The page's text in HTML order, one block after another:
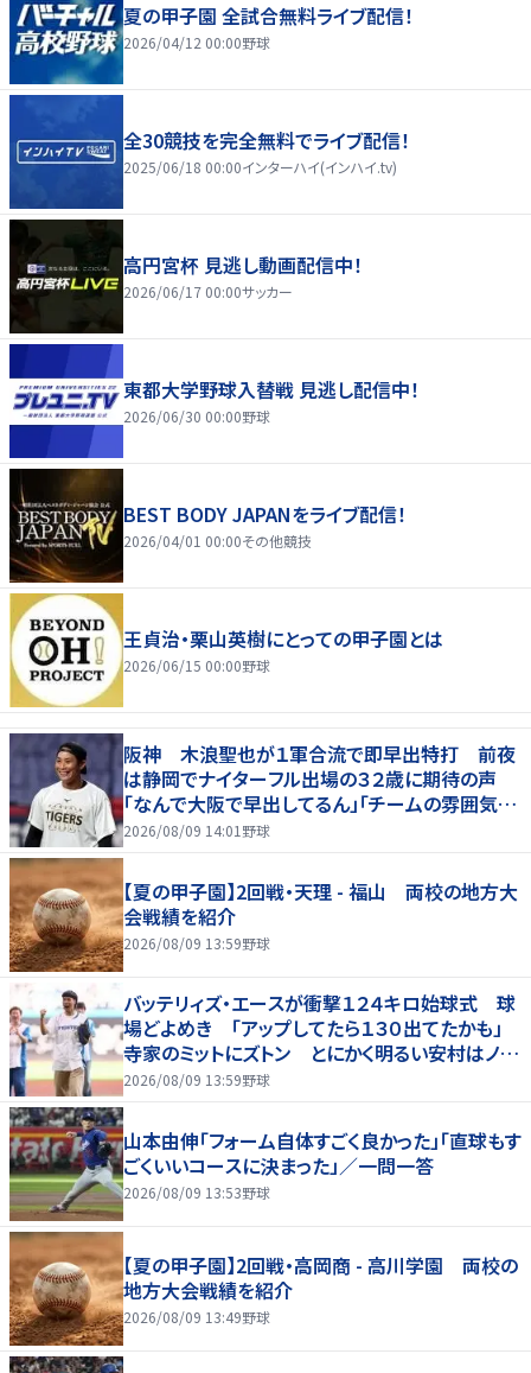
夏の甲子園 全試合無料ライブ配信！
2026/04/12 00:00野球
全30競技を完全無料でライブ配信！
2025/06/18 00:00インターハイ(インハイ.tv)
高円宮杯 見逃し動画配信中！
2026/06/17 00:00サッカー
東都大学野球入替戦 見逃し配信中！
2026/06/30 00:00野球
BEST BODY JAPANをライブ配信！
2026/04/01 00:00その他競技
王貞治・栗山英樹にとっての甲子園とは
2026/06/15 00:00野球
阪神 木浪聖也が１軍合流で即早出特打 前夜
は静岡でナイターフル出場の３２歳に期待の声
「なんで大阪で早出してるん」「チームの雰囲気が
変わる気が」
2026/08/09 14:01 野球
【夏の甲子園】2回戦・天理 - 福山 両校の地方大
会戦績を紹介
2026/08/09 13:59野球
バッテリィズ・エースが衝撃１２４キロ始球式 球
場どよめき 「アップしてたら１３０出てたかも」
寺家のミットにズトン とにかく明るい安村はノー
バンならず
2026/08/09 13:59野球
山本由伸「フォーム自体すごく良かった」「直球もす
ごくいいコースに決まった」／一問一答
2026/08/09 13:53野球
【夏の甲子園】2回戦・高岡商 - 高川学園 両校の
地方大会戦績を紹介
2026/08/09 13:49野球